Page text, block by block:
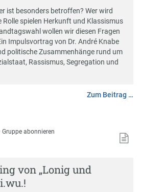
ist besonders betroffen? Wer wird
Rolle spielen Herkunft und Klassismus
wollen wir diesen Fragen
Impulsvortrag von Dr. André Knabe
politische Zusammenhänge rund um
Rassismus, Segregation und
Zum Beitrag …
Gruppe abonnieren
von „Lonig und